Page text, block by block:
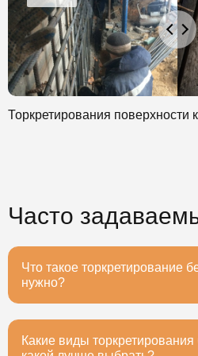
Торкретирования поверхности
Часто
Что такое торкретирование
нужно?
Торкретирование бетона —
Какие виды